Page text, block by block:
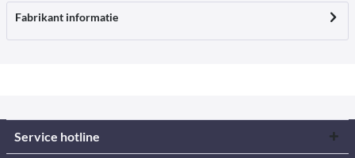
Fabrikant informatie
Service hotline